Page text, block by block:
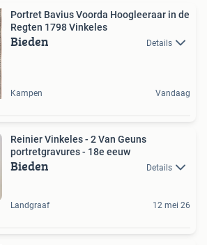
Portret Bavius Voorda Hoogleeraar in de
Regten 1798 Vinkeles
Bieden Details
Kampen Vandaag
Reinier Vinkeles - 2 Van Geuns
portretgravures - 18e eeuw
Bieden Details
Landgraaf 12 mei 26